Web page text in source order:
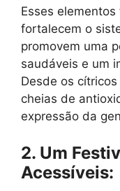
Esses
fortalecem o
promovem uma
saudáveis ​​e um
Desde os
cheias de
expressão da
2. Um
Acessíveis: